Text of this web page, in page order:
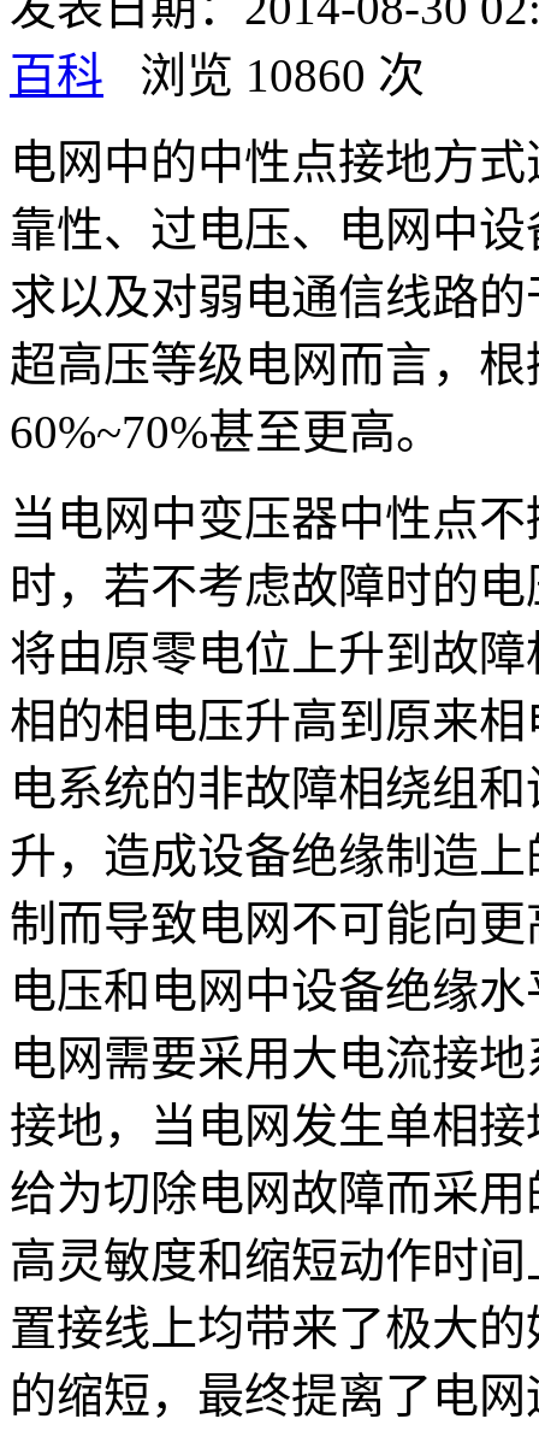
百科 浏览 10860 次
电网中的中性点接地方
靠性、过电压、电网中
求以及对弱电通信线路
超高压等级电网而言，
60%~70%甚至更高。
当电网中变压器中性点
时，若不考虑故障时的
将由原零电位上升到故
相的相电压升高到原来
电系统的非故障相绕组
升，造成设备绝缘制造
制而导致电网不可能向
电压和电网中设备绝缘
电网需要采用大电流接
接地，当电网发生单相
给为切除电网故障而采
高灵敏度和缩短动作时
置接线上均带来了极大
的缩短，最终提离了电